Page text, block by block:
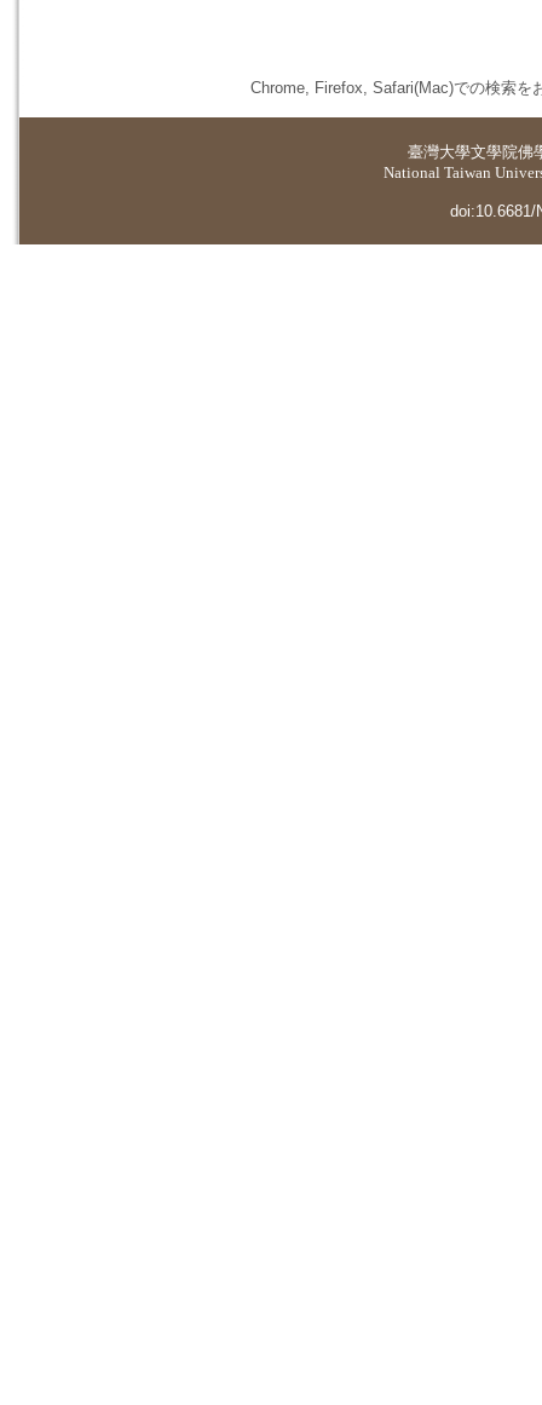
Chrome, Firefox, Safari(Mac)での検索を
臺灣大學文學院佛
National Taiwan
doi:10.6681/